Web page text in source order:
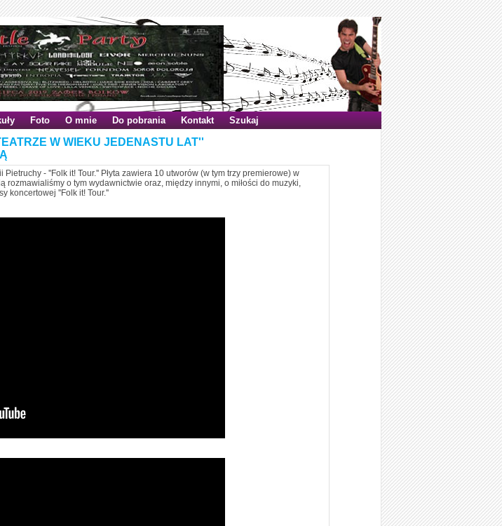
Foto O mnie Do pobrania Kontakt Szukaj
W WIEKU JEDENASTU LAT''
- ''Folk it! Tour.'' Płyta zawiera 10 utworów (w tym trzy premierowe) w
rozmawialiśmy o tym wydawnictwie oraz, między innymi, o miłości do muzyki,
koncertowej ''Folk it! Tour.''